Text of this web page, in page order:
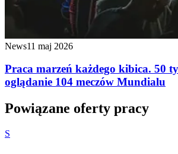
News11 maj 2026
Praca marzeń każdego kibica. 50
oglądanie 104 meczów Mundialu
Powiązane oferty pracy
S